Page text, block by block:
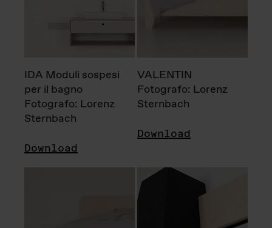
IDA Moduli sospesi
per il bagno
Fotografo: Lorenz
Sternbach
Download
VALENTIN
Fotografo: Lorenz
Sternbach
Download